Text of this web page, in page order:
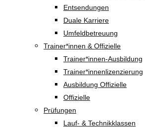
Entsendungen
Duale Karriere
Umfeldbetreuung
Trainer*innen & Offizielle
Trainer*innen-Ausbildung
Trainer*innenlizenzierung
Ausbildung Offizielle
Offizielle
Prüfungen
Lauf- & Technikklassen